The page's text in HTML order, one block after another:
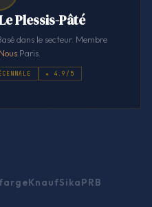
Plessis-Pâté
dans le secteur. Membre
Nous .Paris.
★ 4.9/5
KnaufSikaPRB